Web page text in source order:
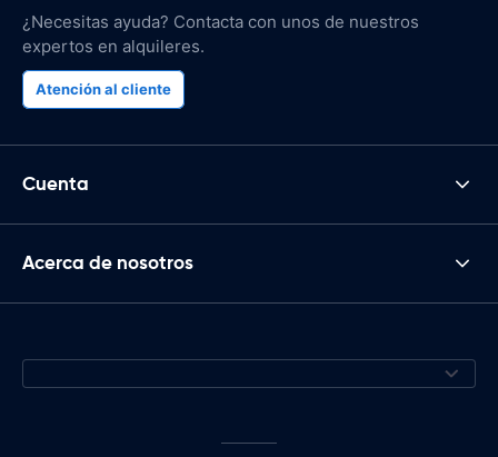
¿Necesitas ayuda? Contacta con unos de nuestros
expertos en alquileres.
Atención al cliente
Cuenta
Acerca de nosotros